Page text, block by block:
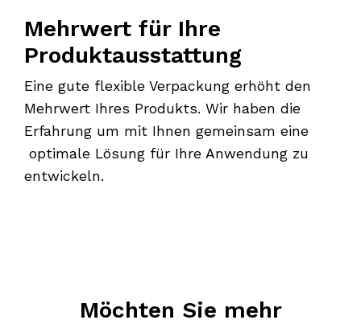
Mehrwert für Ihre
Produktausstattung
Eine gute flexible Verpackung erhöht den
Mehrwert Ihres Produkts. Wir haben die
Erfahrung um mit Ihnen gemeinsam eine
optimale Lösung für Ihre Anwendung zu
entwickeln.
Möchten Sie mehr